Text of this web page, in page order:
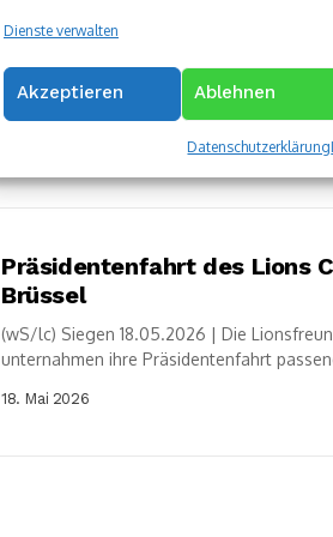
Dienste verwalten
Akzeptieren Ablehnen
Datenschutzerklärung
(wS/hml) Siegen 18.05.2026 | In der
der St. Marien-Kirche Geisweid erlebten
Besucher am 7. Sonntag der Osterzeit ein...
18. Mai 2026
Präsidentenfahrt des Lions
Brüssel
(wS/lc) Siegen 18.05.2026 | Die
unternahmen ihre Präsidentenfahrt
18. Mai 2026